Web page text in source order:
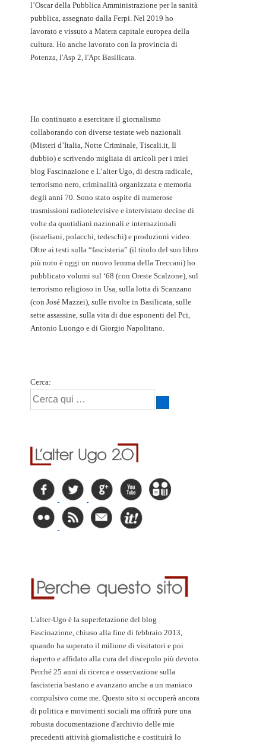
l’Oscar della Pubblica Amministrazione per la sanità
pubblica, assegnato dalla Ferpi. Nel 2019 ho
lavorato e vissuto a Matera capitale europea della
cultura. Ho anche lavorato con la provincia di
Potenza, l'Asp 2, l'Apt Basilicata.
Ho continuato a esercitare il giornalismo
collaborando con diverse testate web nazionali
(Misteri d’Italia, Notte Criminale, Tiscali.it, Il
dubbio) e scrivendo migliaia di articoli per i miei
blog Fascinazione e L’alter Ugo, di destra radicale,
terrorismo nero, criminalità organizzata e memoria
degli anni 70. Sono stato ospite di numerose
trasmissioni radiotelevisive e intervistato decine di
volte da quotidiani nazionali e internazionali
(israeliani, polacchi, tedeschi) e produzioni video.
Oltre ai testi sulla “fascisteria” (il titolo del suo libro
più noto è oggi un nuovo lemma della Treccani) ho
pubblicato volumi sul ‘68 (con Oreste Scalzone), sul
terrorismo religioso in Usa, sulla lotta di Scanzano
(con José Mazzei), sulle rivolte in Basilicata, sulle
sette assassine, sulla vita di due esponenti del Pci,
Antonio Luongo e di Giorgio Napolitano.
Cerca:
L'alter-Ugo è la superfetazione del blog
Fascinazione, chiuso alla fine di febbraio 2013,
quando ha superato il milione di visitatori e poi
riaperto e affidato alla cura del discepolo più devoto.
Perché 25 anni di ricerca e osservazione sulla
fascisteria bastano e avanzano anche a un maniaco
compulsivo come me. Questo sito si occuperà ancora
di politica e movimenti sociali ma offrirà pure una
robusta documentazione d'archivio delle mie
precedenti attività giornalistiche e costituirà lo